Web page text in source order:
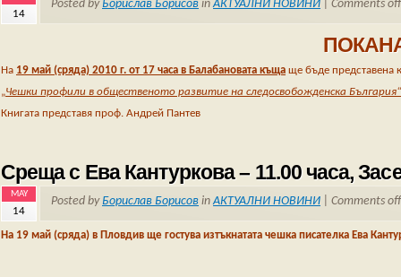
14
Posted byБорислав Борисов inАКТУАЛНИ НОВИНИ Comments off
На 19 май (сряда) 2010 г. от 17 часа в Балабановата къща ще бъде представена
„Чешки профили в общественото развитие на следосвобожденска България“
Книгата представя проф. Андрей Пантев
Среща с Ева Кантуркова – 11.00 часа,
MAY
14
Posted byБорислав Борисов inАКТУАЛНИ НОВИНИ Comments off
На 19 май (сряда) в Пловдив ще гостува изтъкнатата чешка писателка Ева